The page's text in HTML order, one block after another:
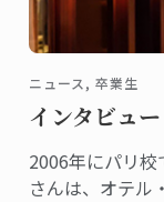
ニュース, 卒業生
インタビュ
2006年にパリ
さんは、オテル